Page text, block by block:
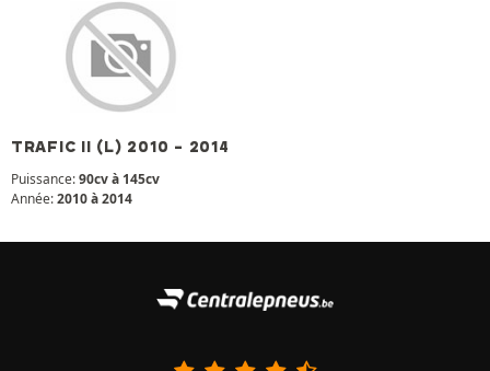
TRAFIC II (L) 2010 - 2014
Puissance:90cv à 145cv
Année:2010 à 2014